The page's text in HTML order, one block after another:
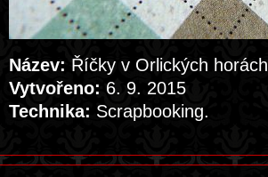
Název: Říčky v Orlických horách
Vytvořeno: 6. 9. 2015
Technika: Scrapbooking.